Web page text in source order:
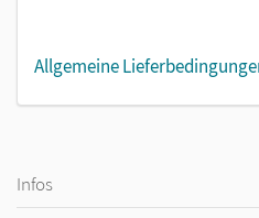
Allgemeine
Infos